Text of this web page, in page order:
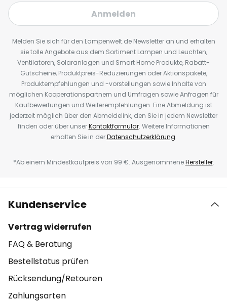
Anmelden
Melden Sie sich für den Lampenwelt.de Newsletter an und erhalten
sie tolle Angebote aus dem Sortiment Lampen und Leuchten,
Ventilatoren, Solaranlagen und Smart Home Produkte, Rabatt-
Gutscheine, Produktpreis-Reduzierungen oder Aktionspakete,
Produktempfehlungen und -vorstellungen sowie Inhalte von
möglichen Kooperationspartnern und Umfragen sowie Anfragen für
Kaufbewertungen und Weiterempfehlungen. Eine Abmeldung ist
jederzeit möglich über den Abmeldelink, den Sie in jedem Newsletter
finden oder über unserKontaktformular. Weitere Informationen
erhalten Sie in derDatenschutzerklärung.
*Ab einem Mindestkaufpreis von 99 €. AusgenommeneHersteller.
Kundenservice
Vertrag widerrufen
FAQ & Beratung
Bestellstatus prüfen
Rücksendung/Retouren
Zahlungsarten